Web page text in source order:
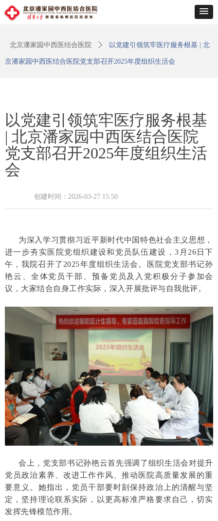
以党建引领筑牢医疗服务根基
| 北京潘家园中西医结合医院
党支部召开2025年度组织生活
会
为深入学习贯彻习近平新时代中国特色社会主义思想，
进一步夯实医院党组织建设和党员队伍建设，3月26日下
午，我院召开了2025年度组织生活会。医院党支部书记孙
艳云、全体党员干部、预备党员及入党积极分子参加会
议，大家结合自身工作实际，深入开展批评与自我批评。
会上，党支部书记孙艳云首先强调了组织生活会对提升
党员政治素养、改进工作作风、推动医院高质量发展的重
要意义。她指出，党员干部要时刻保持政治上的清醒与坚
定，坚持理论联系实际，以更高标准严格要求自己，切实
发挥先锋模范作用。
创建时间： 2026-03-27 15:50
北京潘家园中西医结合医院 ꄲ 以党建引领筑牢医疗服务根基 | 北
京潘家园中西医结合医院党支部召开2025年度组织生活会